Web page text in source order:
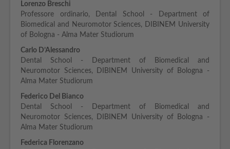
Lorenzo Breschi
Professore ordinario, Dental School - Department of
Biomedical and Neuromotor Sciences, DIBINEM University
of Bologna - Alma Mater Studiorum
Carlo D’Alessandro
Dental School - Department of Biomedical and
Neuromotor Sciences, DIBINEM University of Bologna -
Alma Mater Studiorum
Federico Del Bianco
Dental School - Department of Biomedical and
Neuromotor Sciences, DIBINEM University of Bologna -
Alma Mater Studiorum
Federica Florenzano